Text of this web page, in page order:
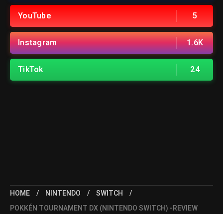
YouTube 5
Instagram 1.6K
TikTok 24
HOME NINTENDO
SWITCH
POKKÉN TOURNAMENT DX (NINTENDO SWITCH) -REVIEW